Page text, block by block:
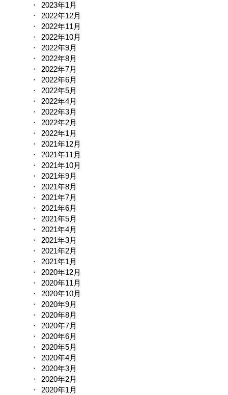
2023年1月
2022年12月
2022年11月
2022年10月
2022年9月
2022年8月
2022年7月
2022年6月
2022年5月
2022年4月
2022年3月
2022年2月
2022年1月
2021年12月
2021年11月
2021年10月
2021年9月
2021年8月
2021年7月
2021年6月
2021年5月
2021年4月
2021年3月
2021年2月
2021年1月
2020年12月
2020年11月
2020年10月
2020年9月
2020年8月
2020年7月
2020年6月
2020年5月
2020年4月
2020年3月
2020年2月
2020年1月